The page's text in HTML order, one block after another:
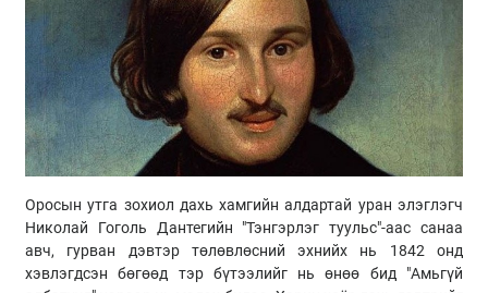
Оросын утга зохиол дахь хамгийн алдартай уран элэглэгч
Николай Гоголь Дантегийн "Тэнгэрлэг туульс"-аас санаа
авч, гурван дэвтэр төлөвлөсний эхнийх нь 1842 онд
хэвлэгдсэн бөгөөд тэр бүтээлийг нь өнөө бид "Амьгүй